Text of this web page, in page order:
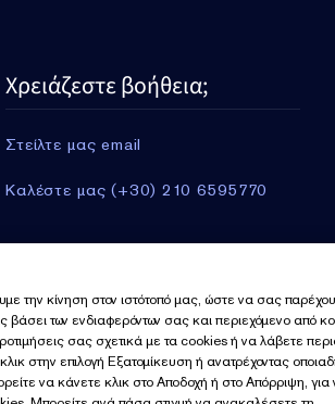
Χρειάζεστε βοήθεια;
Στείλτε μας email
Καλέστε μας (+30) 210 6595770
την κίνηση στον ιστότοπό μας, ώστε να σας
βάσει των ενδιαφερόντων σας και περιεχόμενο από
σας σχετικά με τα cookies ή να λάβετε
στην επιλογή Εξατομίκευση ή ανατρέχοντας
να κάνετε κλικ στο Αποδοχή ή στο Απόρριψη, για